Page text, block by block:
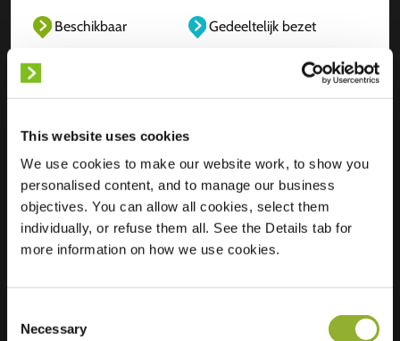
This website uses cookies
We use cookies to make our website work, to show you
personalised content, and to manage our business
objectives. You can allow all cookies, select them
individually, or refuse them all. See the Details tab for
more information on how we use cookies.
Selection
Necessary
Beschikbaar
Gedeeltelijk bezet
Locatie
Meppelerweg 206
8344 XX Onna
Nederland
Regular Charging